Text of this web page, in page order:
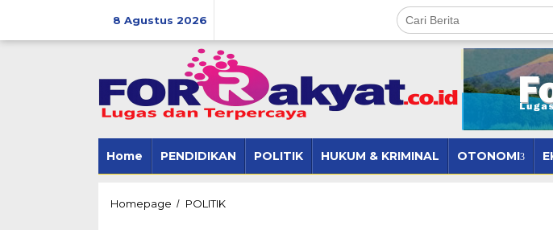
8 Agustus 2026
Home PENDIDIKAN POLITIK HUKUM & KRIMINAL OTONOMI
Homepage / POLITIKBacabup